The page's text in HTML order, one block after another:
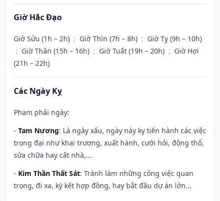
Giờ Hắc Đạo
Giờ Sửu (1h – 2h) ; Giờ Thìn (7h – 8h) ; Giờ Tỵ (9h – 10h)
; Giờ Thân (15h – 16h) ; Giờ Tuất (19h – 20h) ; Giờ Hợi
(21h – 22h)
Các Ngày Kỵ
Phạm phải ngày:
- Tam Nương: Là ngày xấu, ngày này kỵ tiến hành các việc
trọng đại như khai trương, xuất hành, cưới hỏi, động thổ,
sửa chữa hay cất nhà,...
- Kim Thần Thất Sát: Tránh làm những công việc quan
trọng, đi xa, ký kết hợp đồng, hay bắt đầu dự án lớn...